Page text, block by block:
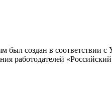
создан в соответствии с
работодателей